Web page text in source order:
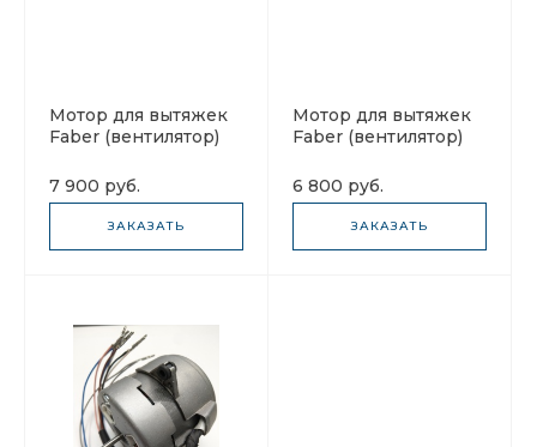
Мотор для вытяжек
Faber (вентилятор)
7 900 руб.
ЗАКАЗАТЬ
Мотор для вытяжек
Faber (вентилятор)
6 800 руб.
ЗАКАЗАТЬ